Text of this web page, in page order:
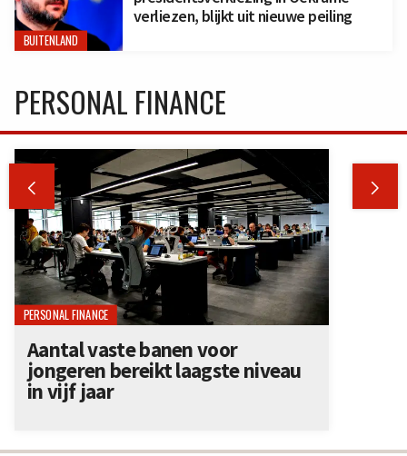
BUITENLAND
verliezen, blijkt uit nieuwe peiling
PERSONAL FINANCE
 
PERSONAL FINANCE
Aantal vaste banen voor
jongeren bereikt laagste niveau
in vijf jaar